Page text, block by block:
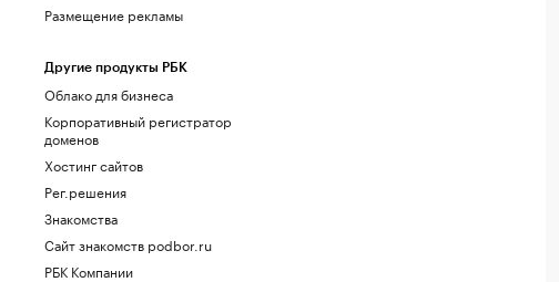
Размещение рекламы
Другие продукты РБК
Облако для бизнеса
Корпоративный регистратор
доменов
Хостинг сайтов
Рег.решения
Знакомства
Сайт знакомств podbor.ru
РБК Компании